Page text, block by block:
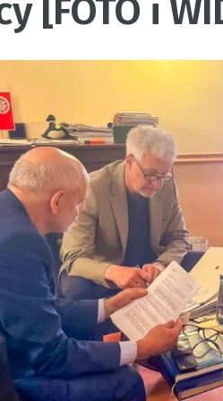
[FOTO i